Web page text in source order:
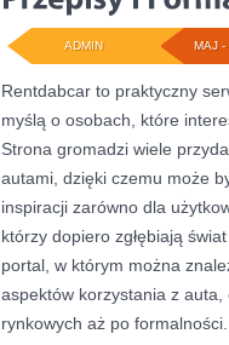
MAJ -
ADMIN
Rentdabcar to praktyczny
myślą o osobach, które
Strona gromadzi wiele
autami, dzięki czemu może
inspiracji zarówno dla
którzy dopiero zgłębiają
portal, w którym można
aspektów korzystania z
rynkowych aż po